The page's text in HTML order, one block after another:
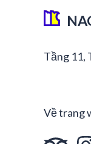
Tầng 11,
Về trang